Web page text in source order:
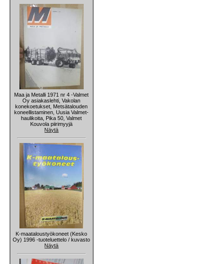
Maa ja Metalli 1971 nr 4 -Valmet
Oy asiakaslehti, Vakolan
konekoetukset, Metsätalouden
koneellistaminen, Uusia Valmet-
haulikoita, Pika 50, Valmet
Kouvola piirimyyjä
Näytä
K-maataloustyökoneet (Kesko
Oy) 1996 -tuoteluettelo / kuvasto
Näytä